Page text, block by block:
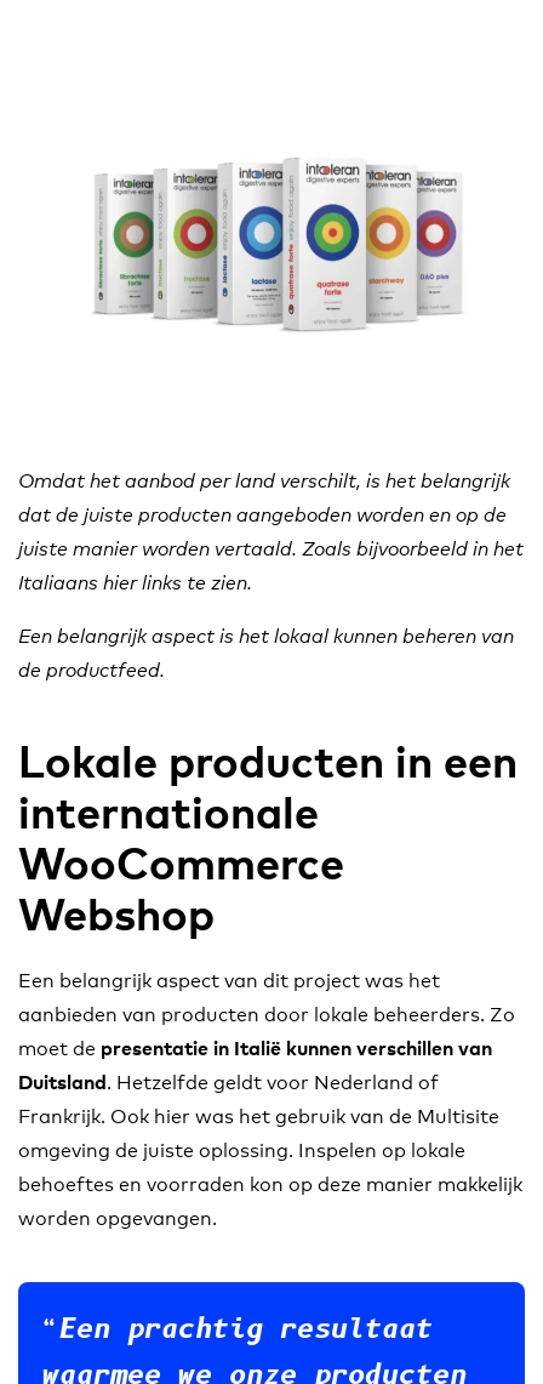
Omdat het aanbod per land verschilt, is het belangrijk
dat de juiste producten aangeboden worden en op de
juiste manier worden vertaald. Zoals bijvoorbeeld in het
Italiaans hier links te zien.
Een belangrijk aspect is het lokaal kunnen beheren van
de productfeed.
Lokale producten in een
internationale
WooCommerce
Webshop
Een belangrijk aspect van dit project was het
aanbieden van producten door lokale beheerders. Zo
moet de presentatie in Italië kunnen verschillen van
Duitsland. Hetzelfde geldt voor Nederland of
Frankrijk. Ook hier was het gebruik van de Multisite
omgeving de juiste oplossing. Inspelen op lokale
behoeftes en voorraden kon op deze manier makkelijk
worden opgevangen.
Een prachtig resultaat
waarmee we onze producten